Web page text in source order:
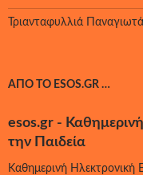
Τριανταφυλλιά
ΑΠΌ ΤΟ ESOS.GR …
esos.gr -
την Παιδεία
Καθημερινή Ηλεκτρονική